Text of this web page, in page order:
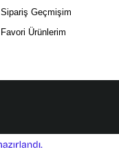
Sipariş Geçmişim
Favori Ürünlerim